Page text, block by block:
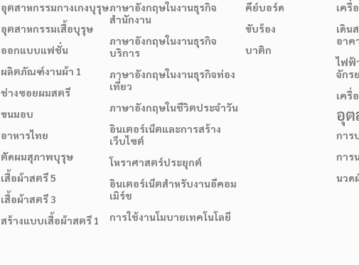
อุตสาหกรรมกางเกงบุรุษ
อุตสาหกรรมเสื้อบุรุษ
ออกแบบแฟชั่น
ผลิตภัณฑ์งานผ้า 1
ช่างซอยผมสตรี
ขนมอบ
อาหารไทย
ตัดผมสุภาพบุรุษ
เสื้อผ้าสตรี 5
เสื้อผ้าสตรี 3
สร้างแบบเสื้อผ้าสตรี 1
ภาษาอังกฤษในงานธุรกิจ
สำนักงาน
ภาษาอังกฤษในงานธุรกิจ
บริการ
ภาษาอังกฤษในงานธุรกิจท่อง
เที่ยว
ภาษาอังกฤษในชีวิตประจำวัน
อินเตอร์เน็ตและการสร้าง
เว็บไซต์
โหราศาสตร์ประยุกต์
อินเตอร์เน็ตสำหรับงานอีคอม
เมิร์ช
การใช้งานโมบายเทคโนโลยี
คีย์บอร์ด
ขับร้อง
บาติก
เครื่
เดิน
อาค
ไฟฟ้
จักร
เครื่
อุต
การ
การ
นวด